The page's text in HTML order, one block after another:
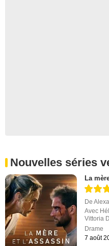
Nouvelles séries
La
De
Avec
Vittoria
Drame
7 août